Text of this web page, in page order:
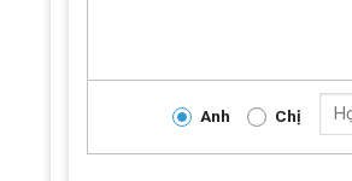
Anh Chị